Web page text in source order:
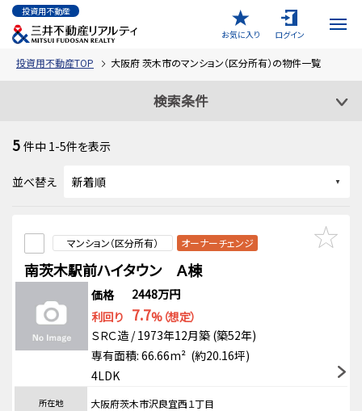
投資用不動産
お気に入り
ログイン
投資用不動産TOP 大阪府 茨木市のマンション（区分所有）の物件一覧
検索条件
5 件中 1-5件を表示
並べ替え
マンション（区分所有） オーナーチェンジ
南茨木駅前ハイタウン Ａ棟
価格
2448万円
利回り 7.7%（想定）
ＳＲＣ造 / 1973年12月築 (築52年)
専有面積: 66.66m² (約20.16坪)
4LDK
所在地 大阪府茨木市沢良宜西１丁目